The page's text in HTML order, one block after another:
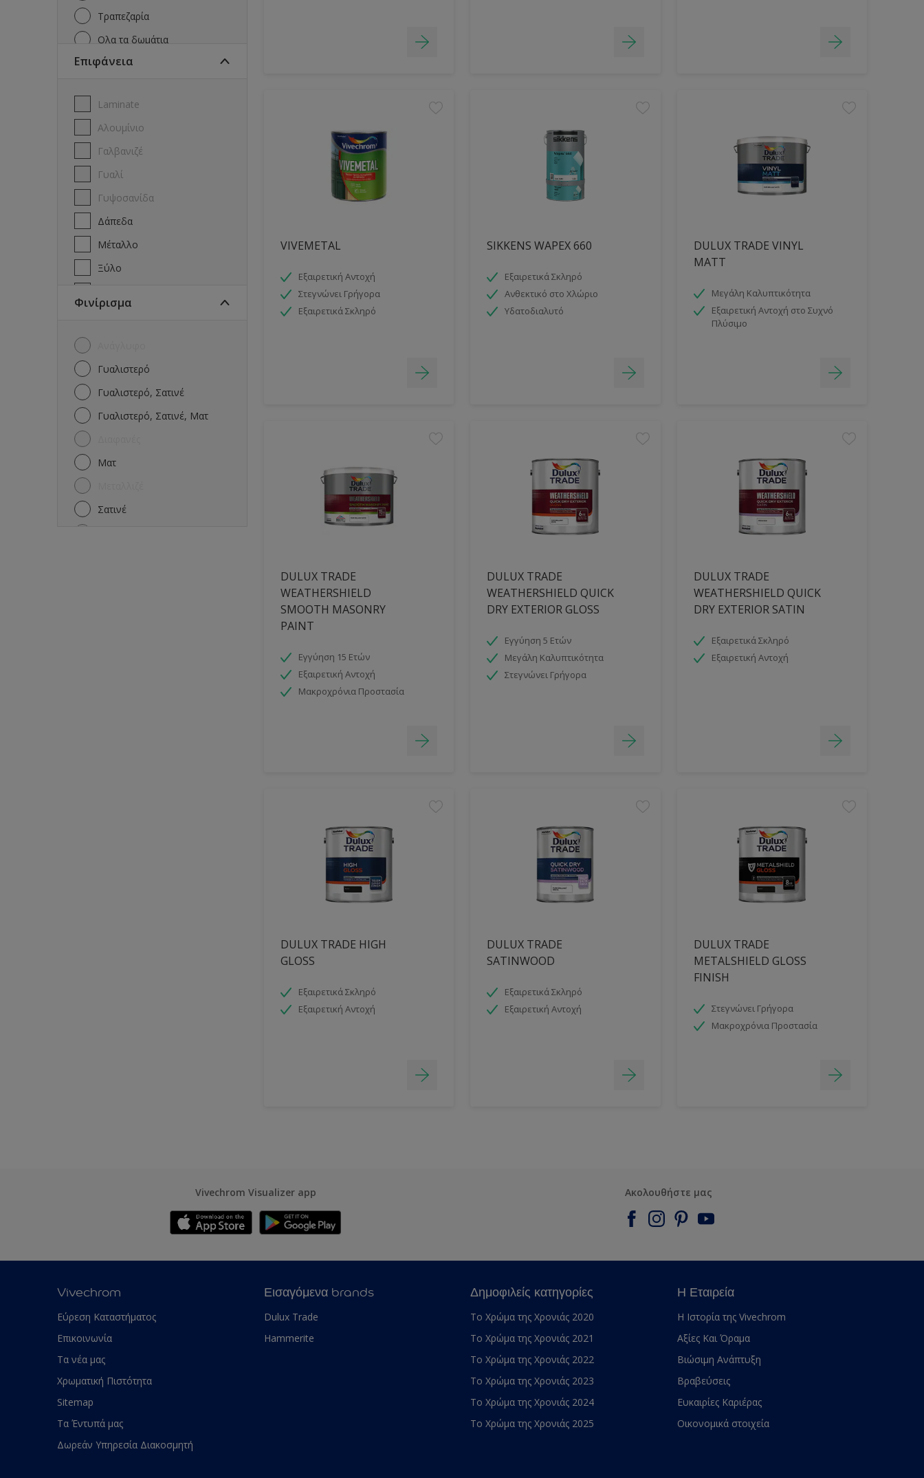
Τραπεζαρία
Όλα τα δωμάτια
Επιφάνεια
Laminate
Αλουμίνιο
Γαλβανιζέ
Γυαλί
Γυψοσανίδα
Δάπεδα
Μέταλλο
Ξύλο
Φινίρισμα
Γυαλιστερό
Γυαλιστερό, Σατινέ
Γυαλιστερό, Σατινέ, Ματ
Ματ
Σατινέ
VIVEMETAL
Εξαιρετική Αντοχή
Στεγνώνει Γρήγορα
Εξαιρετικά Σκληρό
SIKKENS WAPEX 660
Εξαιρετικά Σκληρό
Ανθεκτικό στο Χλώριο
Υδατοδιαλυτό
DULUX TRADE VINYL
MATT
Μεγάλη Καλυπτικότητα
Εξαιρετική Αντοχή στο Συχνό
Πλύσιμο
DULUX TRADE
WEATHERSHIELD
SMOOTH MASONRY
PAINT
Εγγύηση 15 Ετών
Εξαιρετική Αντοχή
Μακροχρόνια Προστασία
DULUX TRADE
WEATHERSHIELD QUICK
DRY EXTERIOR GLOSS
Εγγύηση 5 Ετών
Μεγάλη Καλυπτικότητα
Στεγνώνει Γρήγορα
DULUX TRADE
WEATHERSHIELD QUICK
DRY EXTERIOR SATIN
Εξαιρετικά Σκληρό
Εξαιρετική Αντοχή
DULUX TRADE HIGH
GLOSS
Εξαιρετικά Σκληρό
Εξαιρετική Αντοχή
DULUX TRADE
SATINWOOD
Εξαιρετικά Σκληρό
Εξαιρετική Αντοχή
DULUX TRADE
METALSHIELD GLOSS
FINISH
Στεγνώνει Γρήγορα
Μακροχρόνια Προστασία
Vivechrom Visualizer app Ακολουθήστε μας
Vivechrom
Εύρεση Καταστήματος
Επικοινωνία
Τα νέα μας
Χρωματική Πιστότητα
Sitemap
Τα Έντυπά μας
Δωρεάν Υπηρεσία Διακοσμητή
Εισαγόμενα brands
Dulux Trade
Hammerite
Δημοφιλείς κατηγορίες
Το Χρώμα της Χρονιάς 2020
Το Χρώμα της Χρονιάς 2021
Το Χρώμα της Χρονιάς 2022
Το Χρώμα της Χρονιάς 2023
Το Χρώμα της Χρονιάς 2024
Το Χρώμα της Χρονιάς 2025
Η Εταιρεία
Η Ιστορία της Vivechrom
Αξίες Και Όραμα
Βιώσιμη Ανάπτυξη
Βραβεύσεις
Ευκαιρίες Καριέρας
Οικονομικά στοιχεία